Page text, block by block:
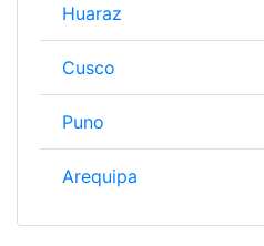
Huaraz
Cusco
Puno
Arequipa